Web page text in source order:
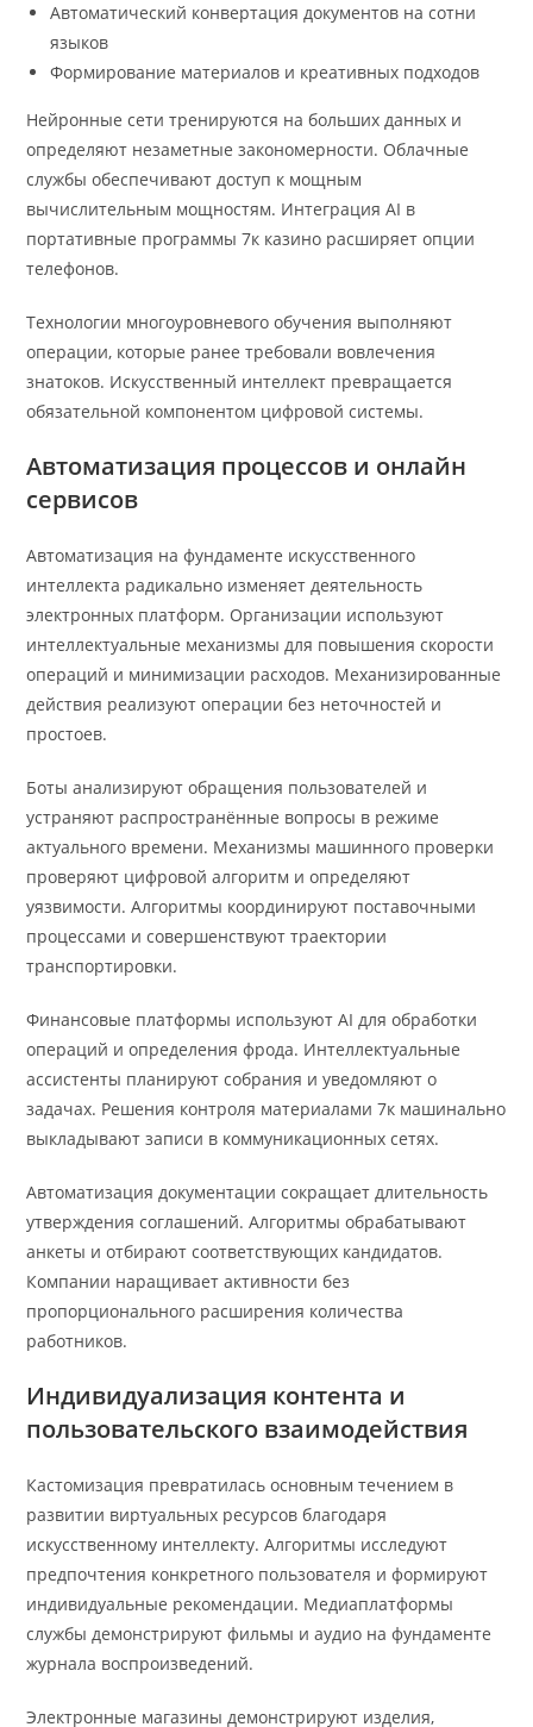
Автоматический конвертация документов на сотни
языков
Формирование материалов и креативных подходов
Нейронные сети тренируются на больших данных и
определяют незаметные закономерности. Облачные
службы обеспечивают доступ к мощным
вычислительным мощностям. Интеграция AI в
портативные программы 7к казино расширяет опции
телефонов.
Технологии многоуровневого обучения выполняют
операции, которые ранее требовали вовлечения
знатоков. Искусственный интеллект превращается
обязательной компонентом цифровой системы.
Автоматизация процессов и онлайн
сервисов
Автоматизация на фундаменте искусственного
интеллекта радикально изменяет деятельность
электронных платформ. Организации используют
интеллектуальные механизмы для повышения скорости
операций и минимизации расходов. Механизированные
действия реализуют операции без неточностей и
простоев.
Боты анализируют обращения пользователей и
устраняют распространённые вопросы в режиме
актуального времени. Механизмы машинного проверки
проверяют цифровой алгоритм и определяют
уязвимости. Алгоритмы координируют поставочными
процессами и совершенствуют траектории
транспортировки.
Финансовые платформы используют AI для обработки
операций и определения фрода. Интеллектуальные
ассистенты планируют собрания и уведомляют о
задачах. Решения контроля материалами 7к машинально
выкладывают записи в коммуникационных сетях.
Автоматизация документации сокращает длительность
утверждения соглашений. Алгоритмы обрабатывают
анкеты и отбирают соответствующих кандидатов.
Компании наращивает активности без
пропорционального расширения количества
работников.
Индивидуализация контента и
пользовательского взаимодействия
Кастомизация превратилась основным течением в
развитии виртуальных ресурсов благодаря
искусственному интеллекту. Алгоритмы исследуют
предпочтения конкретного пользователя и формируют
индивидуальные рекомендации. Медиаплатформы
службы демонстрируют фильмы и аудио на фундаменте
журнала воспроизведений.
Электронные магазины демонстрируют изделия,